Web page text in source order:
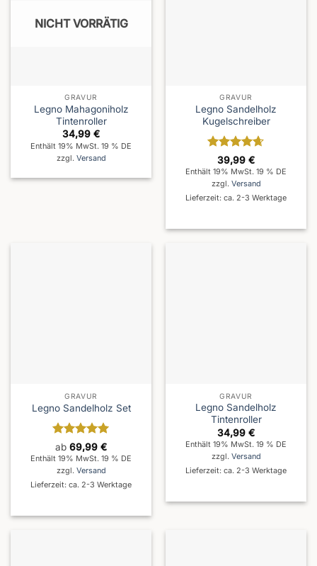
NICHT VORRÄTIG
GRAVUR
Legno Mahagoniholz
Tintenroller
34,99 €
Enthält 19% MwSt. 19 % DE
zzgl. Versand
GRAVUR
Legno Sandelholz
Kugelschreiber
Bewertet
mit4.63
von 5
39,99 €
Enthält 19% MwSt. 19 % DE
zzgl. Versand
Lieferzeit: ca. 2-3 Werktage
GRAVUR
Legno Sandelholz Set
Bewertet
mit5von
5
ab 69,99 €
Enthält 19% MwSt. 19 % DE
zzgl. Versand
Lieferzeit: ca. 2-3 Werktage
GRAVUR
Legno Sandelholz
Tintenroller
34,99 €
Enthält 19% MwSt. 19 % DE
zzgl. Versand
Lieferzeit: ca. 2-3 Werktage